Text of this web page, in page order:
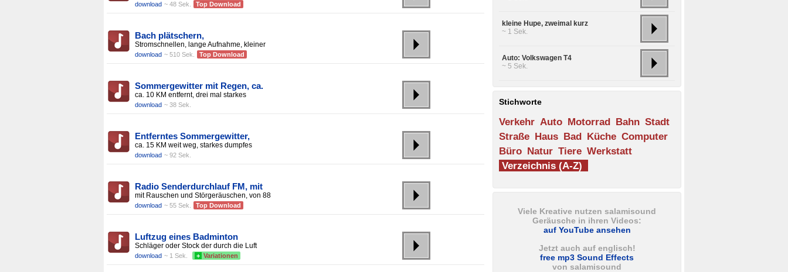
download ~ 48 Sek. Top Download
Bach plätschern,
Stromschnellen, lange Aufnahme, kleiner
download ~ 510 Sek. Top Download
Sommergewitter mit Regen, ca.
ca. 10 KM entfernt, drei mal starkes
download ~ 38 Sek.
Entferntes Sommergewitter,
ca. 15 KM weit weg, starkes dumpfes
download ~ 92 Sek.
Radio Senderdurchlauf FM, mit
mit Rauschen und Störgeräuschen, von 88
download ~ 55 Sek. Top Download
Luftzug eines Badminton
Schläger oder Stock der durch die Luft
download ~ 1 Sek. + Variationen
kleine Hupe, zweimal kurz
~ 1 Sek.
Auto: Volkswagen T4
~ 5 Sek.
Stichworte
Verkehr Auto Motorrad Bahn Stadt
Straße Haus Bad Küche Computer
Büro Natur Tiere Werkstatt
Verzeichnis (A-Z)
Viele Kreative nutzen salamisound
Geräusche in ihren Videos:
auf YouTube ansehen
Jetzt auch auf englisch!
free mp3 Sound Effects
von salamisound